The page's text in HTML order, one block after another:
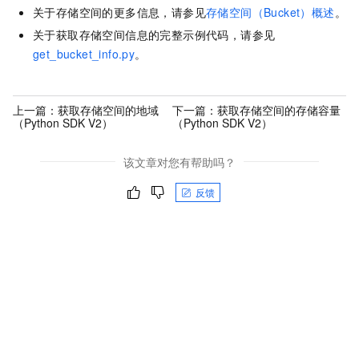
关于存储空间的更多信息，请参见存储空间（Bucket）概述 。
关于获取存储空间信息的完整示例代码，请参见
get_bucket_info.py。
上一篇： 获取存储空间的地域
（Python SDK V2）
下一篇： 获取存储空间的存储容量
（Python SDK V2）
该文章对您有帮助吗？
反馈